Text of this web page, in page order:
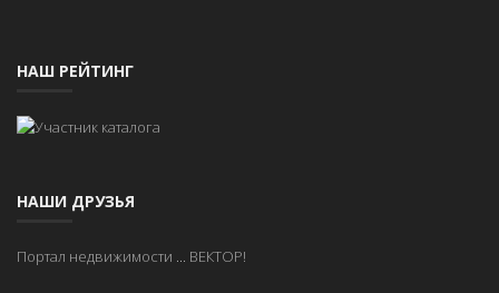
НАШ РЕЙТИНГ
НАШИ ДРУЗЬЯ
Портал недвижимости ... ВЕКТОР!